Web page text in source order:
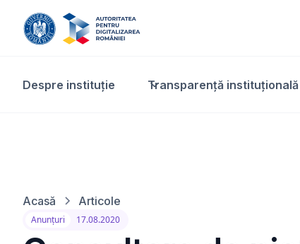
Despre instituție Transparență instituțională​
Acasă Articole
Anunțuri 17.08.2020